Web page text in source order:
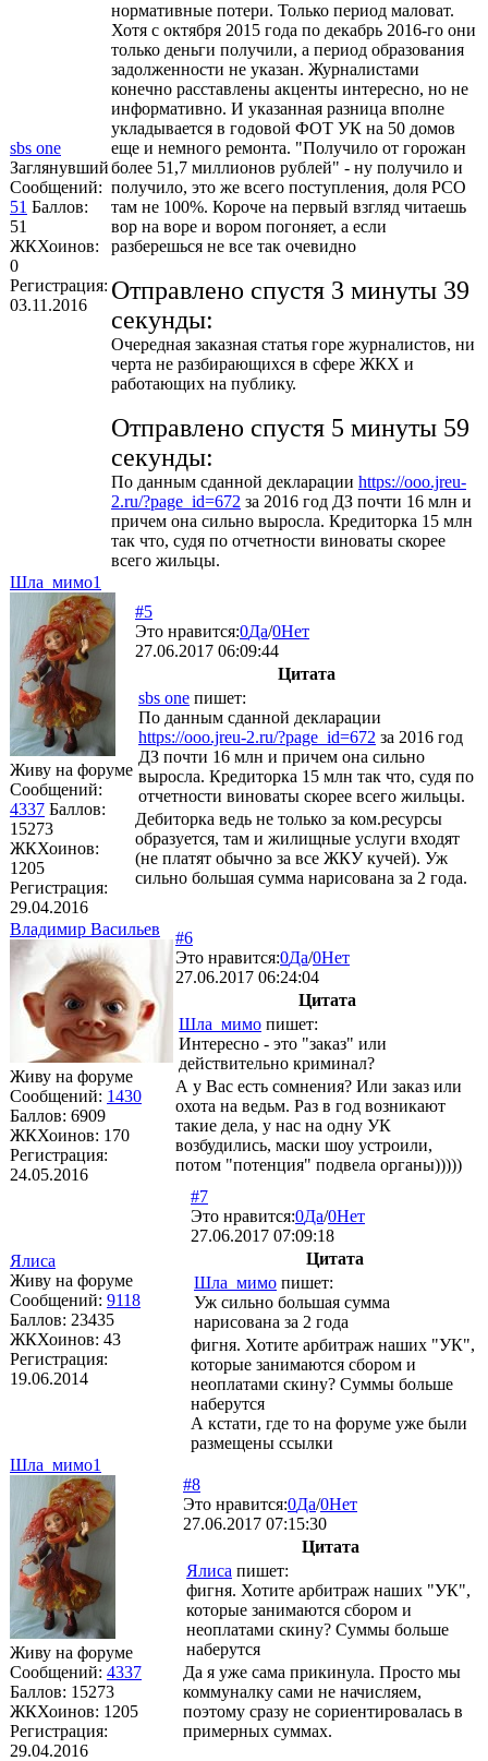
sbs one
Заглянувший
Сообщений:
51 Баллов:
51
ЖКХоинов:
0
Регистрация:
03.11.2016
нормативные потери. Только период маловат.
Хотя с октября 2015 года по декабрь 2016-го они
только деньги получили, а период образования
задолженности не указан. Журналистами
конечно расставлены акценты интересно, но не
информативно. И указанная разница вполне
укладывается в годовой ФОТ УК на 50 домов
еще и немного ремонта. "Получило от горожан
более 51,7 миллионов рублей" - ну получило и
получило, это же всего поступления, доля РСО
там не 100%. Короче на первый взгляд читаешь
вор на воре и вором погоняет, а если
разберешься не все так очевидно
Отправлено спустя 3 минуты 39
секунды:
Очередная заказная статья горе журналистов, ни
черта не разбирающихся в сфере ЖКХ и
работающих на публику.
Отправлено спустя 5 минуты 59
секунды:
По данным сданной декларации https://ooo.jreu-
2.ru/?page_id=672 за 2016 год ДЗ почти 16 млн и
причем она сильно выросла. Кредиторка 15 млн
так что, судя по отчетности виноваты скорее
всего жильцы.
Шла_мимо1
Живу на форуме
Сообщений:
4337 Баллов:
15273
ЖКХоинов:
1205
Регистрация:
29.04.2016
#5
Это нравится:0Да/0Нет
27.06.2017 06:09:44
Цитата
sbs one пишет:
По данным сданной декларации
https://ooo.jreu-2.ru/?page_id=672 за 2016 год
ДЗ почти 16 млн и причем она сильно
выросла. Кредиторка 15 млн так что, судя по
отчетности виноваты скорее всего жильцы.
Дебиторка ведь не только за ком.ресурсы
образуется, там и жилищные услуги входят
(не платят обычно за все ЖКУ кучей). Уж
сильно большая сумма нарисована за 2 года.
Владимир Васильев
Живу на форуме
Сообщений: 1430
Баллов: 6909
ЖКХоинов: 170
Регистрация:
24.05.2016
#6
Это нравится:0Да/0Нет
27.06.2017 06:24:04
Цитата
Шла_мимо пишет:
Интересно - это "заказ" или
действительно криминал?
А у Вас есть сомнения? Или заказ или
охота на ведьм. Раз в год возникают
такие дела, у нас на одну УК
возбудились, маски шоу устроили,
потом "потенция" подвела органы)))))
Ялиса
Живу на форуме
Сообщений: 9118
Баллов: 23435
ЖКХоинов: 43
Регистрация:
19.06.2014
#7
Это нравится:0Да/0Нет
27.06.2017 07:09:18
Цитата
Шла_мимо пишет:
Уж сильно большая сумма
нарисована за 2 года
фигня. Хотите арбитраж наших "УК",
которые занимаются сбором и
неоплатами скину? Суммы больше
наберутся
А кстати, где то на форуме уже были
размещены ссылки
Шла_мимо1
Живу на форуме
Сообщений: 4337
Баллов: 15273
ЖКХоинов: 1205
Регистрация:
29.04.2016
#8
Это нравится:0Да/0Нет
27.06.2017 07:15:30
Цитата
Ялиса пишет:
фигня. Хотите арбитраж наших "УК",
которые занимаются сбором и
неоплатами скину? Суммы больше
наберутся
Да я уже сама прикинула. Просто мы
коммуналку сами не начисляем,
поэтому сразу не сориентировалась в
примерных суммах.